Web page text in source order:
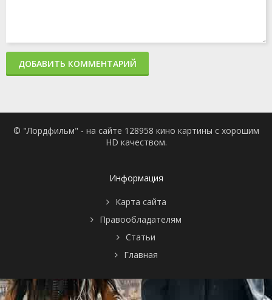
ДОБАВИТЬ КОММЕНТАРИЙ
© "Лордфильм" - на сайте 128958 кино картины с хорошим
HD качеством.
Информация
Карта сайта
Правообладателям
Статьи
Главная